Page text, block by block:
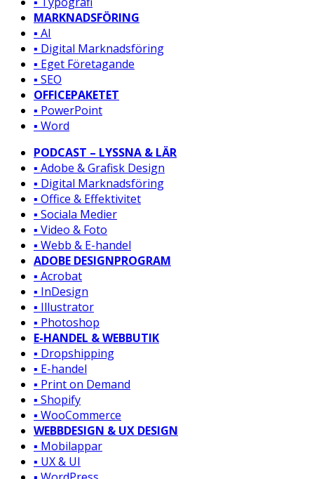
MARKNADSFÖRING
▪️ AI
▪️ Digital Marknadsföring
▪️ Eget Företagande
▪️ SEO
OFFICEPAKETET
▪️ PowerPoint
▪️ Word
PODCAST – LYSSNA & LÄR
▪️ Adobe & Grafisk Design
▪️ Digital Marknadsföring
▪️ Office & Effektivitet
▪️ Sociala Medier
▪️ Video & Foto
▪️ Webb & E-handel
ADOBE DESIGNPROGRAM
▪️ Acrobat
▪️ InDesign
▪️ Illustrator
▪️ Photoshop
E-HANDEL & WEBBUTIK
▪️ Dropshipping
▪️ E-handel
▪️ Print on Demand
▪️ Shopify
▪️ WooCommerce
WEBBDESIGN & UX DESIGN
▪️ Mobilappar
▪️ UX & UI